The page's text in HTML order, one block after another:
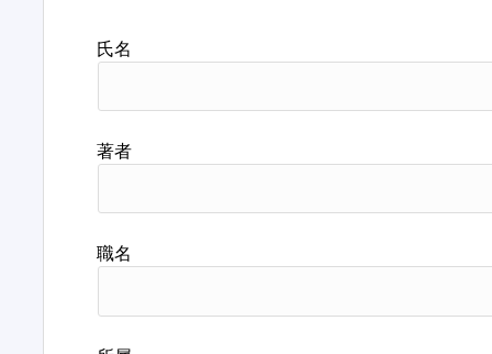
氏名
著者
職名